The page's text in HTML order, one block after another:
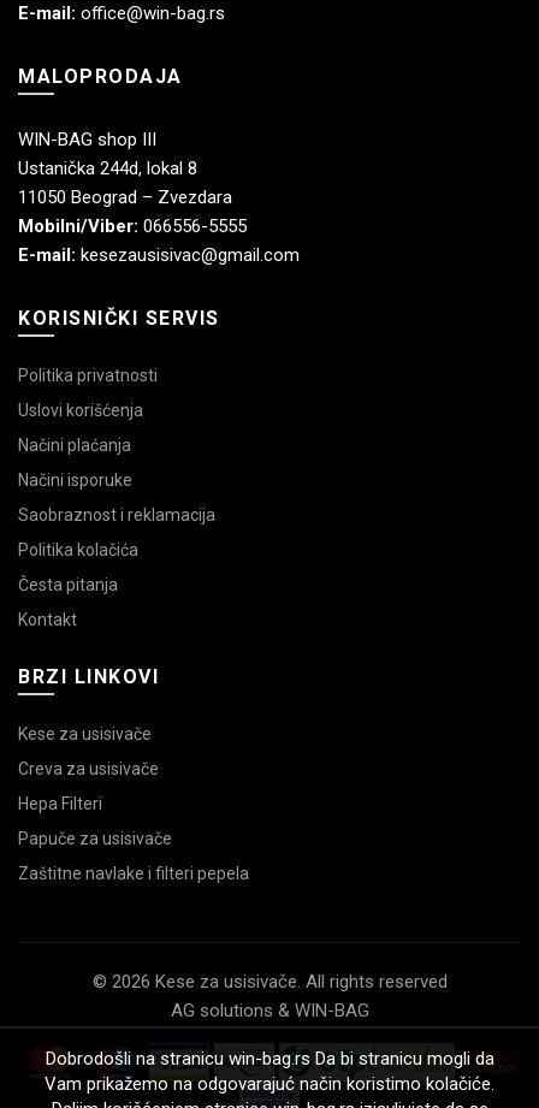
E-mail: office@win-bag.rs
MALOPRODAJA
WIN-BAG shop III
Ustanička 244d, lokal 8
11050 Beograd – Zvezdara
Mobilni/Viber: 066556-5555
E-mail: kesezausisivac@gmail.com
KORISNIČKI SERVIS
Politika privatnosti
Uslovi korišćenja
Načini plaćanja
Načini isporuke
Saobraznost i reklamacija
Politika kolačića
Česta pitanja
Kontakt
BRZI LINKOVI
Kese za usisivače
Creva za usisivače
Hepa Filteri
Papuče za usisivače
Zaštitne navlake i filteri pepela
© 2026 Kese za usisivače. All rights reserved
AG solutions & WIN-BAG
Dobrodošli na stranicu win-bag.rs Da bi stranicu mogli da
Vam prikažemo na odgovarajuć način koristimo kolačiće.